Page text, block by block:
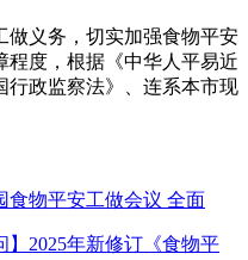
义务，切实加强食物平安
程度，根据《中华人平易近
行政监察法》、连系本市现
食物平安工做会议 全面
】2025年新修订《食物平